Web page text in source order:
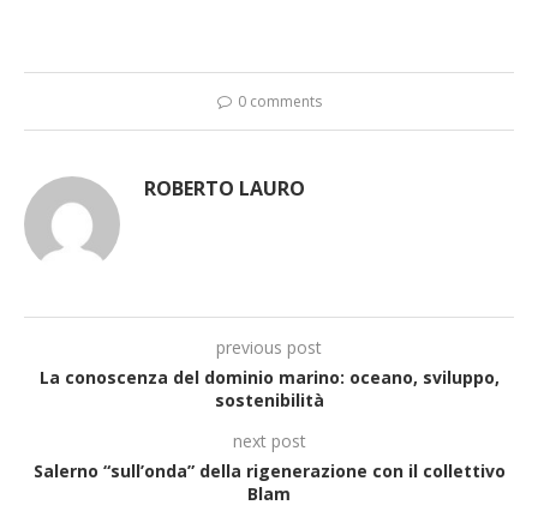
0 comments
ROBERTO LAURO
previous post
La conoscenza del dominio marino: oceano, sviluppo,
sostenibilità
next post
Salerno “sull’onda” della rigenerazione con il collettivo
Blam